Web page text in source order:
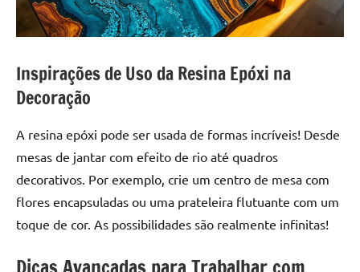
Inspirações de Uso da Resina Epóxi na
Decoração
A resina epóxi pode ser usada de formas incríveis! Desde
mesas de jantar com efeito de rio até quadros
decorativos. Por exemplo, crie um centro de mesa com
flores encapsuladas ou uma prateleira flutuante com um
toque de cor. As possibilidades são realmente infinitas!